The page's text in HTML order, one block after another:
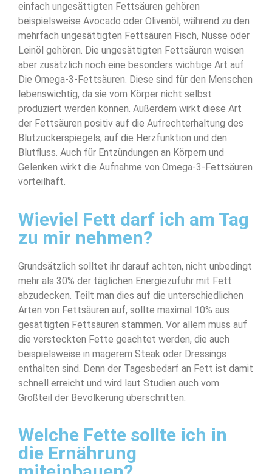
einfach ungesättigten Fettsäuren gehören
beispielsweise Avocado oder Olivenöl, während zu den
mehrfach ungesättigten Fettsäuren Fisch, Nüsse oder
Leinöl gehören. Die ungesättigten Fettsäuren weisen
aber zusätzlich noch eine besonders wichtige Art auf:
Die Omega-3-Fettsäuren. Diese sind für den Menschen
lebenswichtig, da sie vom Körper nicht selbst
produziert werden können. Außerdem wirkt diese Art
der Fettsäuren positiv auf die Aufrechterhaltung des
Blutzuckerspiegels, auf die Herzfunktion und den
Blutfluss. Auch für Entzündungen an Körpern und
Gelenken wirkt die Aufnahme von Omega-3-Fettsäuren
vorteilhaft.
Wieviel Fett darf ich am Tag
zu mir nehmen?
Grundsätzlich solltet ihr darauf achten, nicht unbedingt
mehr als 30% der täglichen Energiezufuhr mit Fett
abzudecken. Teilt man dies auf die unterschiedlichen
Arten von Fettsäuren auf, sollte maximal 10% aus
gesättigten Fettsäuren stammen. Vor allem muss auf
die versteckten Fette geachtet werden, die auch
beispielsweise in magerem Steak oder Dressings
enthalten sind. Denn der Tagesbedarf an Fett ist damit
schnell erreicht und wird laut Studien auch vom
Großteil der Bevölkerung überschritten.
Welche Fette sollte ich in
die Ernährung